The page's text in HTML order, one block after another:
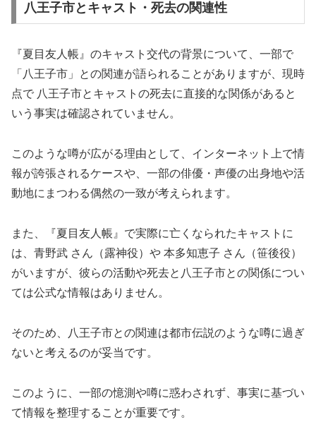
八王子市とキャスト・死去の関連性
『夏目友人帳』のキャスト交代の背景について、一部で
「八王子市」との関連が語られることがありますが、現時
点で 八王子市とキャストの死去に直接的な関係があると
いう事実は確認されていません。
このような噂が広がる理由として、インターネット上で情
報が誇張されるケースや、一部の俳優・声優の出身地や活
動地にまつわる偶然の一致が考えられます。
また、『夏目友人帳』で実際に亡くなられたキャストに
は、青野武 さん（露神役）や 本多知恵子 さん（笹後役）
がいますが、彼らの活動や死去と八王子市との関係につい
ては公式な情報はありません。
そのため、八王子市との関連は都市伝説のような噂に過ぎ
ないと考えるのが妥当です。
このように、一部の憶測や噂に惑わされず、事実に基づい
て情報を整理することが重要です。